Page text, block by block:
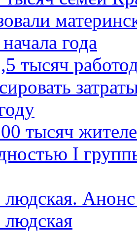
года
тысяч
тысяч
I